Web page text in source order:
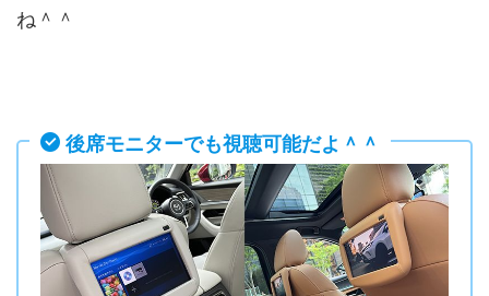
ね＾＾
後席モニターでも視聴可能だよ＾＾